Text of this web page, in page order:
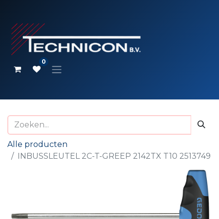
0
Alle producten
INBUSSLEUTEL 2C-T-GREEP 2142TX T10 2513749